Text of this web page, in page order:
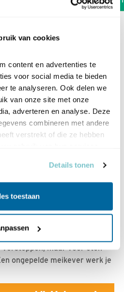
van cookies
content en advertenties te
voor social media te bieden
te analyseren. Ook delen we
van onze site met onze
adverteren en analyse. Deze
combineren met andere
verstrekt of die ze hebben
Details tonen
toestaan
2019, 23:58 |
|
1090x
verstoppen, maar voor eten
ongepelde meikever werk je